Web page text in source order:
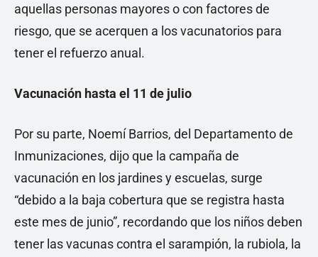
aquellas personas mayores o con factores de
riesgo, que se acerquen a los vacunatorios para
tener el refuerzo anual.
Vacunación hasta el 11 de julio
Por su parte, Noemí Barrios, del Departamento de
Inmunizaciones, dijo que la campaña de
vacunación en los jardines y escuelas, surge
“debido a la baja cobertura que se registra hasta
este mes de junio”, recordando que los niños deben
tener las vacunas contra el sarampión, la rubiola, la